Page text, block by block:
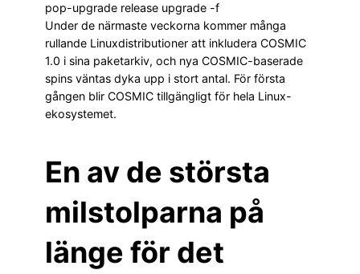
pop-upgrade release upgrade -f
Under de närmaste veckorna kommer många
rullande Linuxdistributioner att inkludera COSMIC
1.0 i sina paketarkiv, och nya COSMIC-baserade
spins väntas dyka upp i stort antal. För första
gången blir COSMIC tillgängligt för hela Linux-
ekosystemet.
En av de största
milstolparna på
länge för det